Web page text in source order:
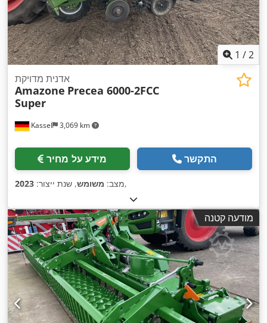
1 /2
Kassel 3,069 km
אדנית מדויקת
Amazone Precea 6000-2FCC
Super
מידע על מחיר התקשר
מצב: משומש, שנת ייצור: 2023 ,
מודעה קטנה